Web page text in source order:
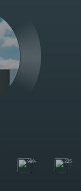
999+ 225